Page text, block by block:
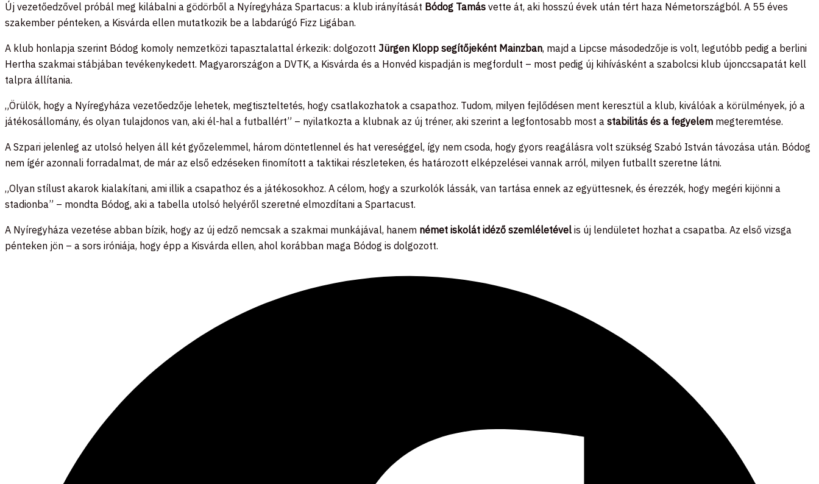
Új vezetőedzővel próbál meg kilábalni a gödörből a Nyíregyháza Spartacus: a klub irányítását Bódog Tamás vette át, aki hosszú évek után tért haza Németországból. A 55 éves
szakember pénteken, a Kisvárda ellen mutatkozik be a labdarúgó Fizz Ligában.
A klub honlapja szerint Bódog komoly nemzetközi tapasztalattal érkezik: dolgozott Jürgen Klopp segítőjeként Mainzban, majd a Lipcse másodedzője is volt, legutóbb pedig a berlini
Hertha szakmai stábjában tevékenykedett. Magyarországon a DVTK, a Kisvárda és a Honvéd kispadján is megfordult – most pedig új kihívásként a szabolcsi klub újonccsapatát kell
talpra állítania.
„Örülök, hogy a Nyíregyháza vezetőedzője lehetek, megtiszteltetés, hogy csatlakozhatok a csapathoz. Tudom, milyen fejlődésen ment keresztül a klub, kiválóak a körülmények, jó a
játékosállomány, és olyan tulajdonos van, aki él-hal a futballért” – nyilatkozta a klubnak az új tréner, aki szerint a legfontosabb most a stabilitás és a fegyelem megteremtése.
A Szpari jelenleg az utolsó helyen áll két győzelemmel, három döntetlennel és hat vereséggel, így nem csoda, hogy gyors reagálásra volt szükség Szabó István távozása után. Bódog
nem ígér azonnali forradalmat, de már az első edzéseken finomított a taktikai részleteken, és határozott elképzelései vannak arról, milyen futballt szeretne látni.
„Olyan stílust akarok kialakítani, ami illik a csapathoz és a játékosokhoz. A célom, hogy a szurkolók lássák, van tartása ennek az együttesnek, és érezzék, hogy megéri kijönni a
stadionba” – mondta Bódog, aki a tabella utolsó helyéről szeretné elmozdítani a Spartacust.
A Nyíregyháza vezetése abban bízik, hogy az új edző nemcsak a szakmai munkájával, hanem német iskolát idéző szemléletével is új lendületet hozhat a csapatba. Az első vizsga
pénteken jön – a sors iróniája, hogy épp a Kisvárda ellen, ahol korábban maga Bódog is dolgozott.